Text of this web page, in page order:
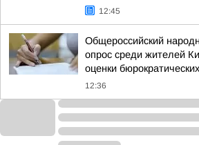
12:45
Общероссийский
опрос среди жителей
оценки
12:36